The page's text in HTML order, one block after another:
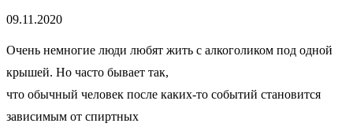
09.11.2020
Очень немногие люди любят жить с алкоголиком под одной
крышей. Но часто бывает так,
что обычный человек после каких-то событий становится
зависимым от спиртных